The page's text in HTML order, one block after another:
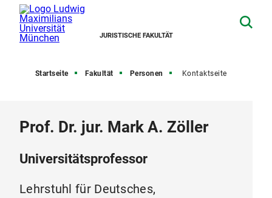
JURISTISCHE FAKULTÄT
Startseite Fakultät Personen Kontaktseite
Prof. Dr. jur. Mark A. Zöller
Universitätsprofessor
Lehrstuhl für Deutsches,